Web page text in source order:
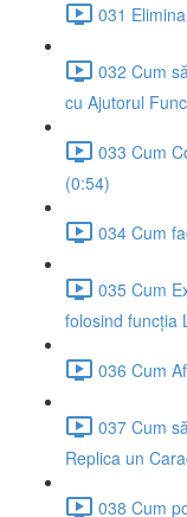
031
032 Cum
cu Ajutorul
033 Cum
(0:54)
034 Cum
035 Cum
folosind funcția
036 Cum
037 Cum
Replica un
038 Cum